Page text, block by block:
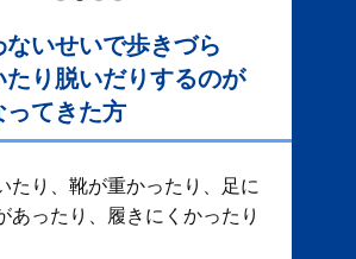
いせいで歩きづら
たり脱いだりするのが
てきた方
たり、靴が重かったり、足に
あったり、履きにくかったり